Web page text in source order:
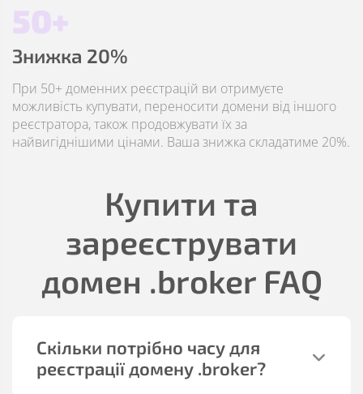
50+
Знижка 20%
При 50+ доменних реєстрацій ви отримуєте
можливість купувати, переносити домени від іншого
реєстратора, також продовжувати їх за
найвигіднішими цінами. Ваша знижка складатиме 20%.
Купити та
зареєструвати
домен .brokerFAQ
Скільки потрібно часу для
реєстрації домену .broker?